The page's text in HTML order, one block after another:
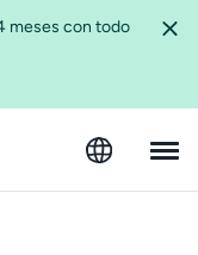
meses con todo